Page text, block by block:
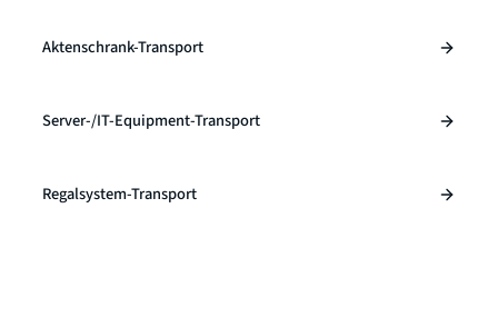
Aktenschrank-Transport
Server-/IT-Equipment-Transport
Regalsystem-Transport